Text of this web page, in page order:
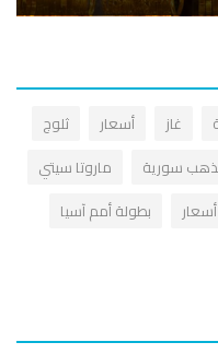
غاز أسعار
ثلوج
ماروتا سيتي
بطولة أمم آسيا